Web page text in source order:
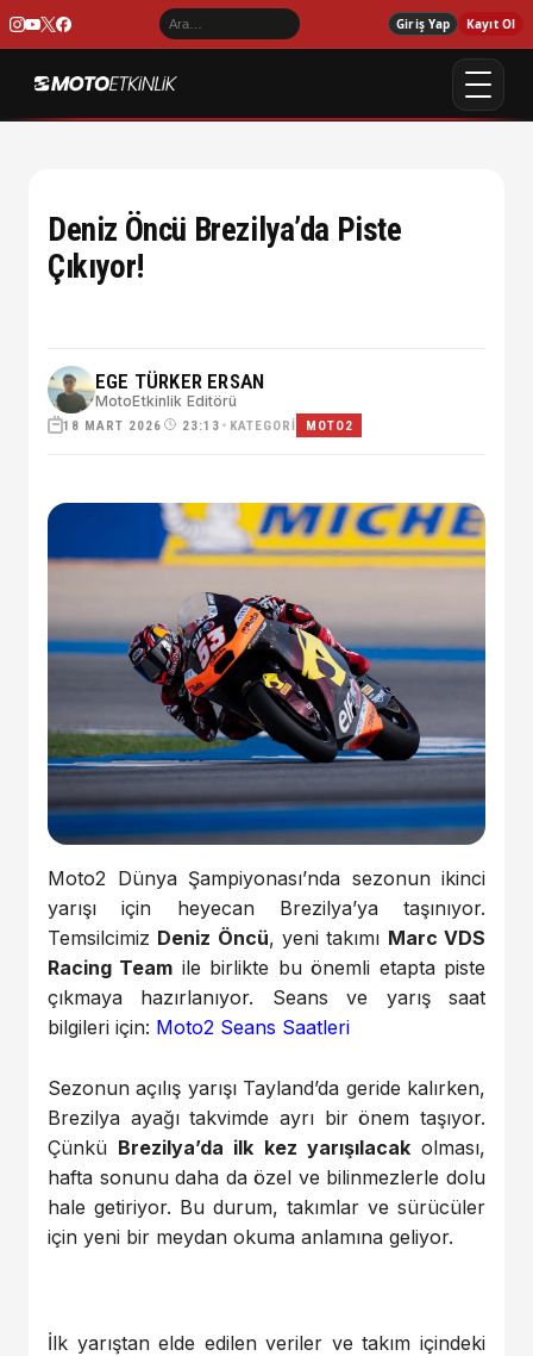
Giriş Yap Kayıt Ol
Deniz Öncü Brezilya’da Piste
Çıkıyor!
EGE TÜRKER ERSAN
MotoEtkinlik Editörü
18 MART 2026 23:13 • KATEGORI MOTO2
Moto2 Dünya Şampiyonası’nda sezonun ikinci
yarışı için heyecan Brezilya’ya taşınıyor.
Temsilcimiz Deniz Öncü, yeni takımı Marc VDS
Racing Team ile birlikte bu önemli etapta piste
çıkmaya hazırlanıyor. Seans ve yarış saat
bilgileri için: Moto2 Seans Saatleri
Sezonun açılış yarışı Tayland’da geride kalırken,
Brezilya ayağı takvimde ayrı bir önem taşıyor.
Çünkü Brezilya’da ilk kez yarışılacakolması,
hafta sonunu daha da özel ve bilinmezlerle dolu
hale getiriyor. Bu durum, takımlar ve sürücüler
için yeni bir meydan okuma anlamına geliyor.
İlk yarıştan elde edilen veriler ve takım içindeki